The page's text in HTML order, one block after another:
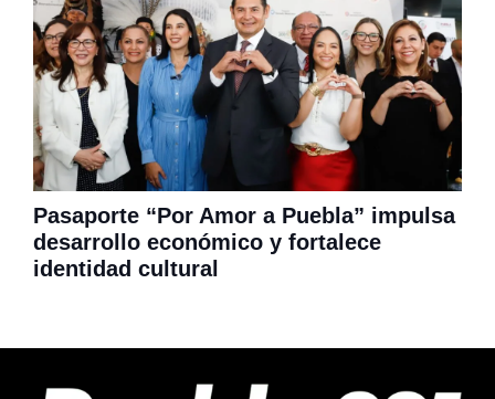
Pasaporte “Por Amor a Puebla” impulsa
desarrollo económico y fortalece
identidad cultural